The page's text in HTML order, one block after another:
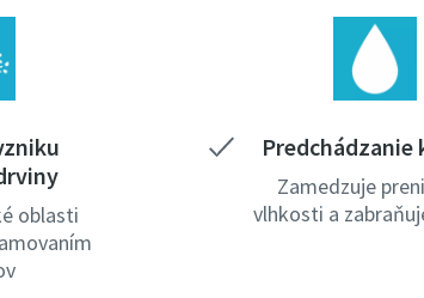
oblasti
Predchádzanie
Zamedzuje
vlhkosti a